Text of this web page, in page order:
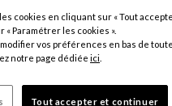
cookies en cliquant sur « Tout
Paramétrer les cookies ».
vos préférences en bas de
notre page dédiée ici
Tout accepter et continuer